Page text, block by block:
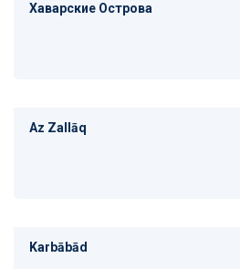
Хаварские Острова
Az Zallāq
Karbābād